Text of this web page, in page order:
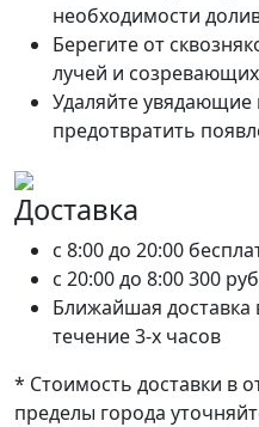
необходимости
Берегите от
лучей и
Удаляйте увядающие
предотвратить
Доставка
c 8:00 до 20:00
c 20:00 до 8:00300
Ближайшая доставка
течение 3-х часов
* Стоимость доставки в
пределы города